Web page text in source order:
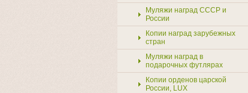
Муляжи наград СССР и
России
Копии наград зарубежных
стран
Муляжи наград в
подарочных футлярах
Копии орденов царской
России, LUX